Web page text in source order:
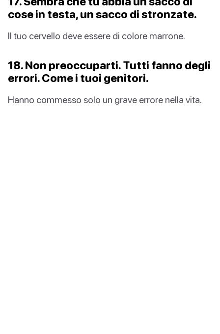
cose in testa, un sacco di stronzate.
Il tuo cervello deve essere di colore marrone.
18. Non preoccuparti. Tutti fanno degli
errori. Come i tuoi genitori.
Hanno commesso solo un grave errore nella vita.